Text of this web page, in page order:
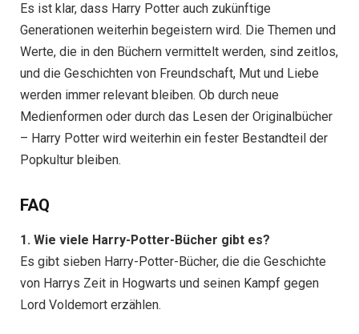
Es ist klar, dass Harry Potter auch zukünftige
Generationen weiterhin begeistern wird. Die Themen und
Werte, die in den Büchern vermittelt werden, sind zeitlos,
und die Geschichten von Freundschaft, Mut und Liebe
werden immer relevant bleiben. Ob durch neue
Medienformen oder durch das Lesen der Originalbücher
– Harry Potter wird weiterhin ein fester Bestandteil der
Popkultur bleiben.
FAQ
1. Wie viele Harry-Potter-Bücher gibt es?
Es gibt sieben Harry-Potter-Bücher, die die Geschichte
von Harrys Zeit in Hogwarts und seinen Kampf gegen
Lord Voldemort erzählen.